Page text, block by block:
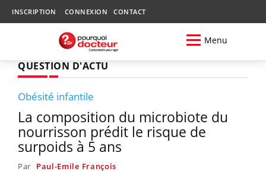
INSCRIPTION CONNEXION CONTACT
Menu
QUESTION D'ACTU
Obésité infantile
La composition du microbiote du
nourrisson prédit le risque de
surpoids à 5 ans
Par Paul-Emile François